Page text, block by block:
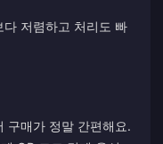
저렴하고 처리도 빠
구매가 정말 간편해요.